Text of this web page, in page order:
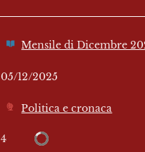
Mensile di Dicembre
05/12/2025
Politica e cronaca
4